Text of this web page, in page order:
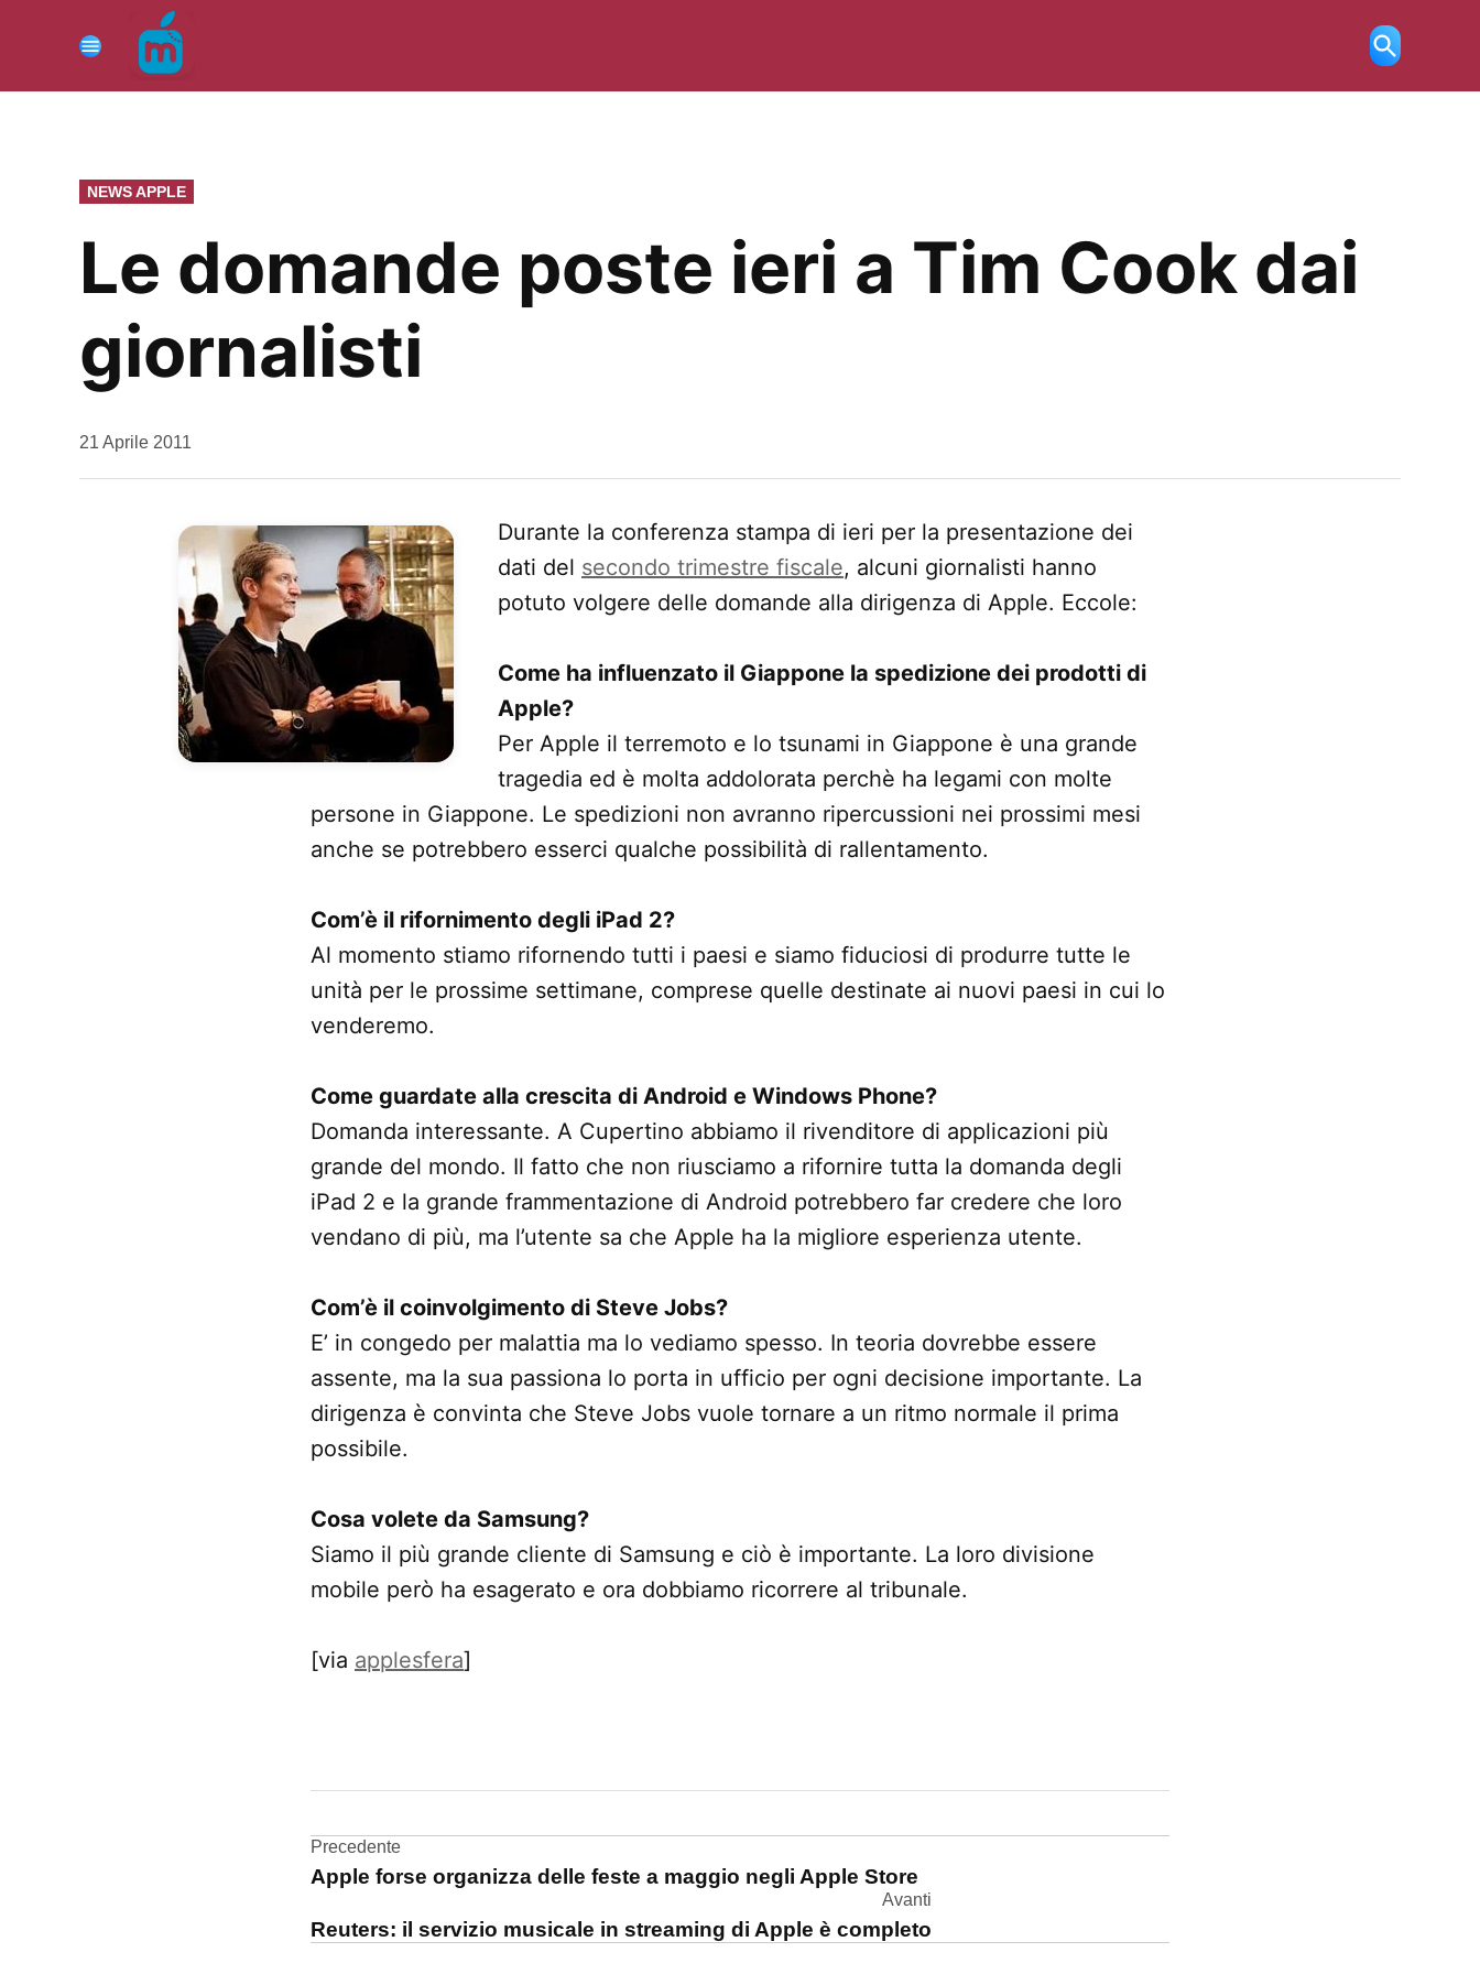
contenuto
Menu
Ricerca
aperta
PUBBLICATO
IN
NEWS APPLE
Le domande poste ieri a Tim Cook dai
giornalisti
da
21 Aprile 2011
Durante la conferenza stampa di ieri per la presentazione dei
dati del secondo trimestre fiscale, alcuni giornalisti hanno
potuto volgere delle domande alla dirigenza di Apple. Eccole:
Come ha influenzato il Giappone la spedizione dei prodotti di
Apple?
Per Apple il terremoto e lo tsunami in Giappone è una grande
tragedia ed è molta addolorata perchè ha legami con molte
persone in Giappone. Le spedizioni non avranno ripercussioni nei prossimi mesi
anche se potrebbero esserci qualche possibilità di rallentamento.
Com’è il rifornimento degli iPad 2?
Al momento stiamo rifornendo tutti i paesi e siamo fiduciosi di produrre tutte le
unità per le prossime settimane, comprese quelle destinate ai nuovi paesi in cui lo
venderemo.
Come guardate alla crescita di Android e Windows Phone?
Domanda interessante. A Cupertino abbiamo il rivenditore di applicazioni più
grande del mondo. Il fatto che non riusciamo a rifornire tutta la domanda degli
iPad 2 e la grande frammentazione di Android potrebbero far credere che loro
vendano di più, ma l’utente sa che Apple ha la migliore esperienza utente.
Com’è il coinvolgimento di Steve Jobs?
E’ in congedo per malattia ma lo vediamo spesso. In teoria dovrebbe essere
assente, ma la sua passiona lo porta in ufficio per ogni decisione importante. La
dirigenza è convinta che Steve Jobs vuole tornare a un ritmo normale il prima
possibile.
Cosa volete da Samsung?
Siamo il più grande cliente di Samsung e ciò è importante. La loro divisione
mobile però ha esagerato e ora dobbiamo ricorrere al tribunale.
[via applesfera]
conferenza
stampa
Tim
Cook
Navigazione
Precedente
Apple forse organizza delle feste a maggio negli Apple Store
Avanti
Reuters: il servizio musicale in streaming di Apple è completo